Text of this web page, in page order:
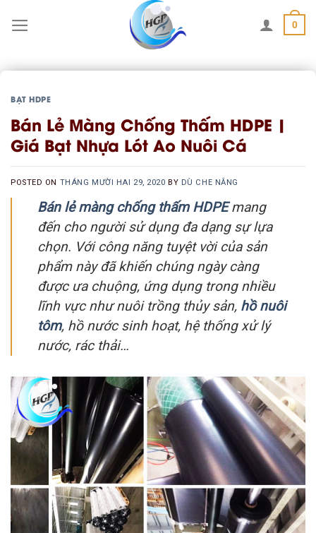
0
BẠT HDPE
Bán Lẻ Màng Chống Thấm HDPE |
Giá Bạt Nhựa Lót Ao Nuôi Cá
POSTED ON THÁNG MƯỜI HAI 29, 2020 BY DÙ CHE NẮNG
Bán lẻ màng chống thấm HDPEmang
đến cho người sử dụng đa dạng sự lựa
chọn. Với công năng tuyệt vời của sản
phẩm này đã khiến chúng ngày càng
được ưa chuộng, ứng dụng trong nhiều
lĩnh vực như nuôi trồng thủy sản, hồ nuôi
tôm, hồ nước sinh hoạt, hệ thống xử lý
nước, rác thải…